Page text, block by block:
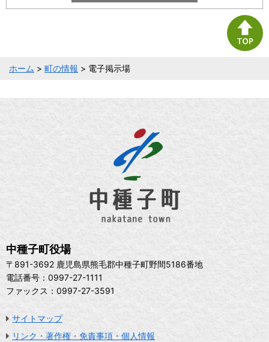
ホーム > 町の情報 > 電子掲示場
中種子町役場
〒891-3692 鹿児島県熊毛郡中種子町野間5186番地
電話番号：0997-27-1111
ファックス：0997-27-3591
サイトマップ
リンク・著作権・免責事項・個人情報